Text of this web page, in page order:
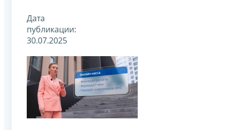
Дата
публикации:
30.07.2025